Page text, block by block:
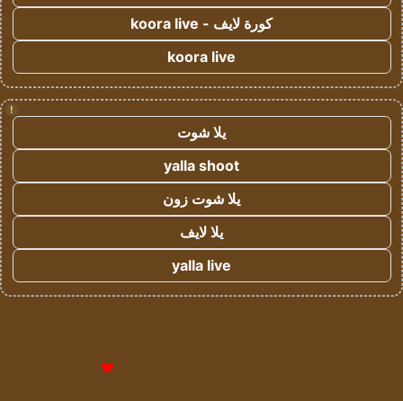
كورة لايف - koora live
koora live
!
يلا شوت
yalla shoot
يلا شوت زون
يلا لايف
yalla live